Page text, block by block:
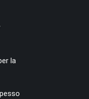
la